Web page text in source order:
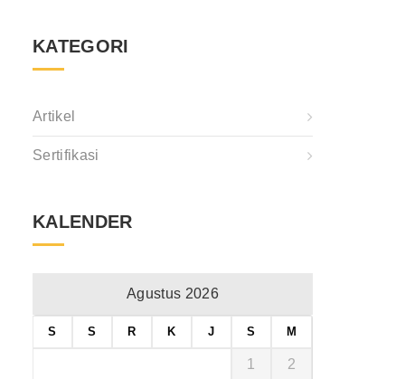
KATEGORI
Artikel
Sertifikasi
KALENDER
Agustus 2026
S S R K J S M
1 2